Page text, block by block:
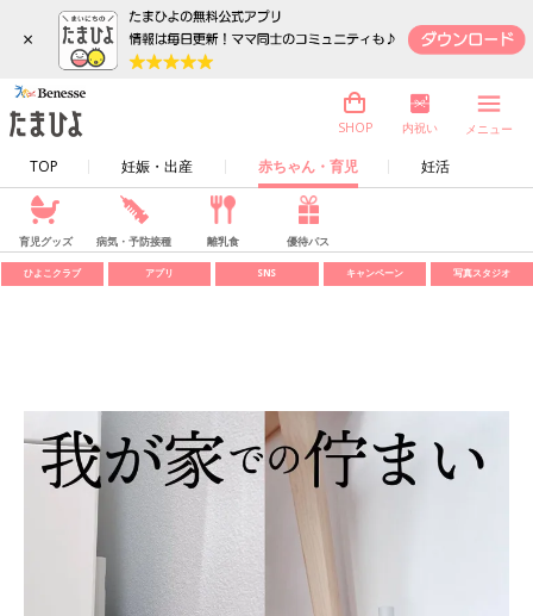
×
TOP 妊娠・出産 赤ちゃん・育児 妊活
SHOP 内祝い メニュー
育児グッズ 病気・予防接種 離乳食 優待パス
ひよこクラブ アプリ SNS キャンペーン 写真スタジオ